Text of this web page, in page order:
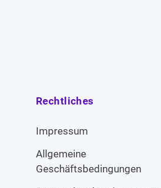
Rechtliches
Impressum
Allgemeine
Geschäftsbedingungen